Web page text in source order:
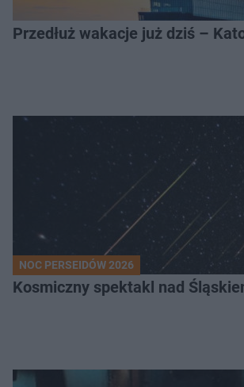
Przedłuż wakacje już dziś –
NOC PERSEIDÓW 2026
Kosmiczny spektakl nad